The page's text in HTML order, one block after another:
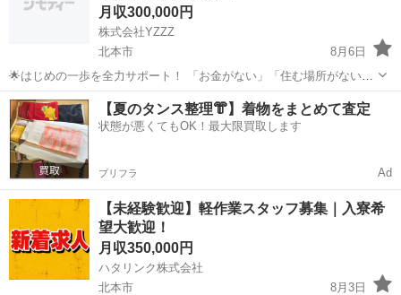
月収300,000円
株式会社YZZZ
北本市
8月6日
🌟はじめの一歩を全力サポート！ 「お金がない」「住む場所がない」
「今すぐ働きたい」 そんなあなたを全力で応援します💪 ＼生活・仕
事・住まい、すべてサポート体制万全！／ 🔶サポート内容（一部紹
介） 🎁 初月から月...
埼玉 北本市 工場 社会保険
【夏のタンス整理👘】着物をまとめて査定
状態が悪くてもOK！最大限買取します
プリフラ Ad
【未経験歓迎】軽作業スタッフ募集｜入寮希
望大歓迎！
月収350,000円
ハタリンク株式会社
北本市
8月3日